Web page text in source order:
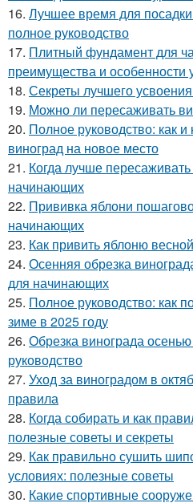
16. Лучшее время для
полное руководство
17. Плитный фундамент для
преимущества и особенности
18. Секреты лучшего
19. Можно ли пересаживать
20. Полное руководство: как и
виноград на новое место
21. Когда лучше
начинающих
22. Прививка яблони
начинающих
23. Как привить яблоню
24. Осенняя обрезка
для начинающих
25. Полное руководство: как
зиме в 2025 году
26. Обрезка винограда
руководство
27. Уход за виноградом в
правила
28. Когда собирать и как
полезные советы и секреты
29. Как правильно сушить
условиях: полезные советы
30. Какие спортивные